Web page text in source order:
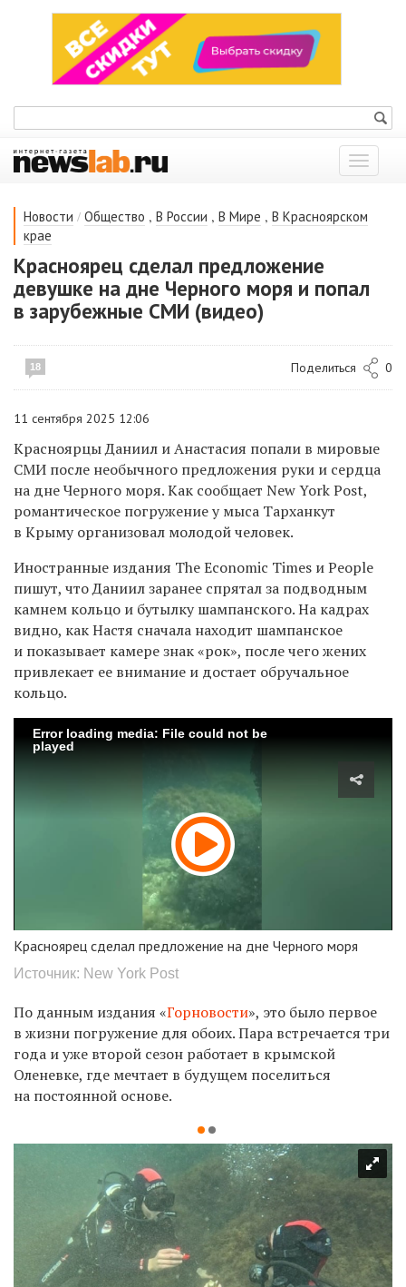
Показать
меню
Новости / Общество , В России , В Мире , В Красноярском
крае
Красноярец сделал предложение
девушке на дне Черного моря и попал
в зарубежные СМИ (видео)
18 Поделиться 0
11 сентября 2025 12:06
Красноярцы Даниил и Анастасия попали в мировые
СМИ после необычного предложения руки и сердца
на дне Черного моря. Как сообщает New York Post,
романтическое погружение у мыса Тарханкут
в Крыму организовал молодой человек.
Иностранные издания The Economic Times иPeople
пишут, чтоДаниил заранее спрятал за подводным
камнем кольцо и бутылку шампанского. На кадрах
видно, как Настя сначала находит шампанское
и показывает камере знак «рок», после чего жених
привлекает ее внимание и достает обручальное
кольцо.
Error loading media: File could not be
played
Красноярец сделал предложение на дне Черного моря
Источник: New York Post
По данным издания «Горновости», это было первое
в жизни погружение для обоих. Пара встречается три
года и уже второй сезон работает в крымской
Оленевке, где мечтает в будущем поселиться
на постоянной основе.